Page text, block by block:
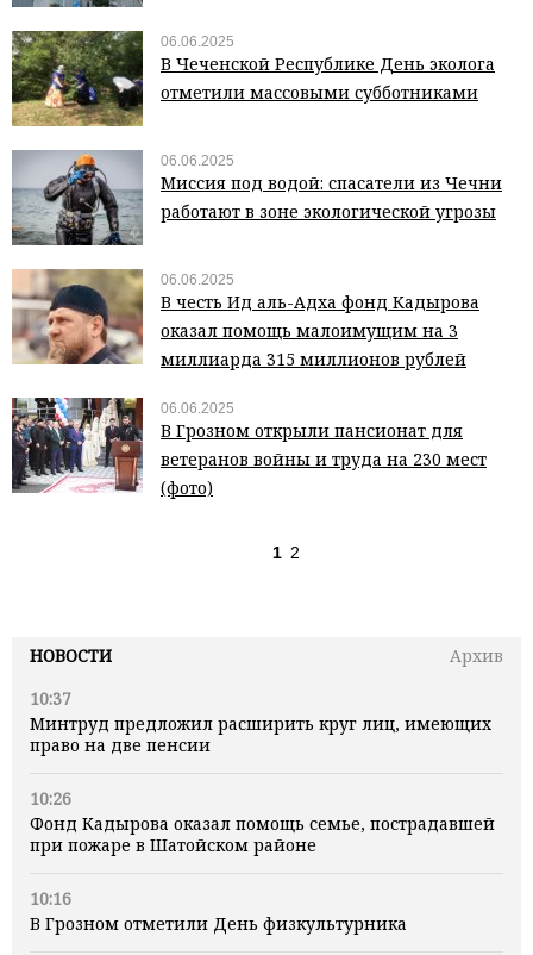
НОВОСТИ
Архив
10:37
Минтруд предложил расширить круг лиц, имеющих
право на две пенсии
10:26
Фонд Кадырова оказал помощь семье, пострадавшей
при пожаре в Шатойском районе
10:16
В Грозном отметили День физкультурника
06.06.2025
В Чеченской Республике День эколога
отметили массовыми субботниками
06.06.2025
Миссия под водой: спасатели из Чечни
работают в зоне экологической угрозы
06.06.2025
В честь Ид аль-Адха фонд Кадырова
оказал помощь малоимущим на 3
миллиарда 315 миллионов рублей
06.06.2025
В Грозном открыли пансионат для
ветеранов войны и труда на 230 мест
(фото)
1 2